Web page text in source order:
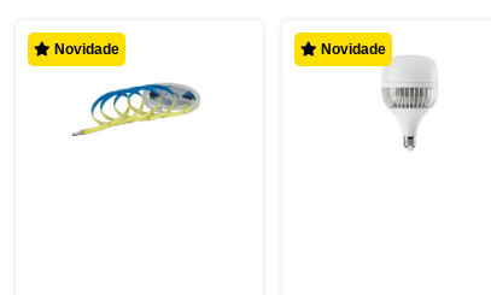
Novidade Novidade